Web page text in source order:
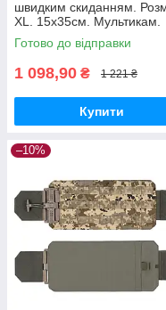
швидким скиданням.
XL. 15х35см. Мультикам.
Комплект з 2 шт.
Готово до відправки
1 098,90 ₴ 1 221 ₴
Купити
–10%